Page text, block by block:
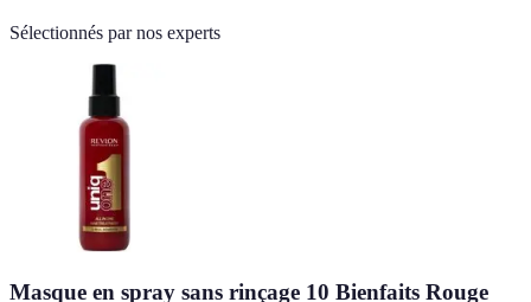
Sélectionnés par nos experts
Masque en spray sans rinçage 10 Bienfaits Rouge